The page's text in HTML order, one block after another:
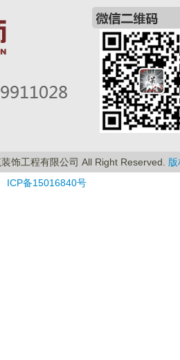
饰工程有限公司 All Right Reserved.
ICP备15016840号